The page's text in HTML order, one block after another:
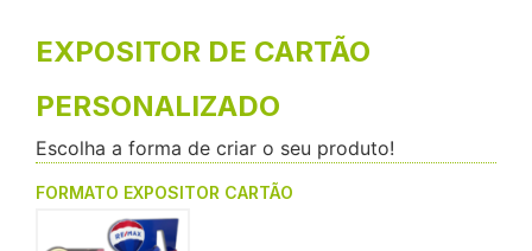
EXPOSITOR DE CARTÃO
PERSONALIZADO
Escolha a forma de criar o seu produto!
FORMATO EXPOSITOR CARTÃO